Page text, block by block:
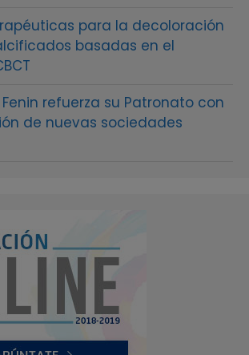
para la decoloración
basadas en el
refuerza su Patronato con
de nuevas sociedades